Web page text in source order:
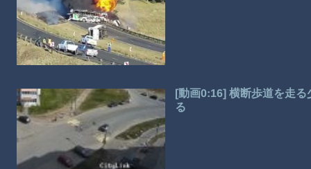
[動画0:16] 横断歩道を走
る